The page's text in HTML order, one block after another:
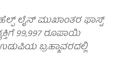
ಲೈನ್ ಮುಖಾಂತರ ಫಾಸ್ಟ್
99,997 ರೂಪಾಯಿ
ಬ್ರಹ್ಮಾವರದಲ್ಲಿ